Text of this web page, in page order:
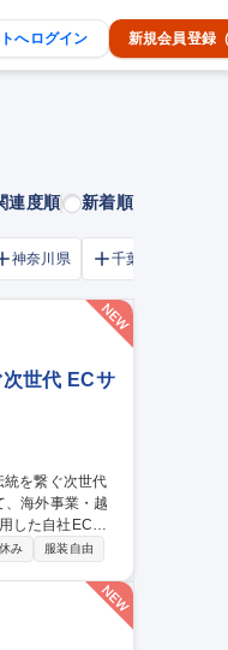
へログイン 新規会員登録
連度順 新着順
神奈川県 千葉市
世代 ECサ
海外事業・越
商品ページの作
育成体制を整
み 服装自由